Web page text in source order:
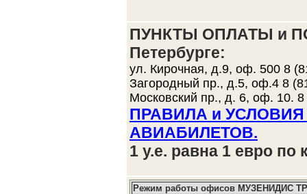
ПУНКТЫ ОПЛАТЫ и
Петербурге:
ул. Кирочная, д.9, оф. 500 8
Загородный пр., д.5, оф.4 8
Московский пр., д. 6, оф. 10.
ПРАВИЛА и УСЛОВИЯ
АВИАБИЛЕТОВ.
1 у.е. равна 1 евро
Режим работы офисов МУЗЕНИДИС